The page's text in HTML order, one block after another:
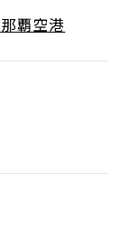
那覇空港